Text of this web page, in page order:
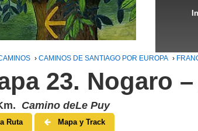
› CAMINOS DE SANTIAGO POR EUROPA ›
23. Nogaro
Camino deLe Puy
Ruta Mapa y Track